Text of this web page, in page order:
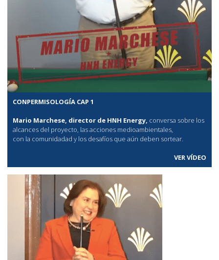
CONPERMISOLOGÍA CAP 1
Mario Marchese, director de HNH Energy, conversa sobre los
alcances del proyecto, las acciones medioambientales,
con la comunidadad y los desafíos que aún deben sortear.
VER VÍDEO